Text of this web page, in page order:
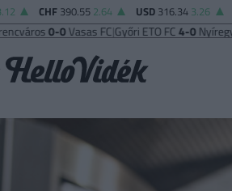
CHF 390.55 2.64 USD 316.34 3.26
0-0Vasas FC|Győri ETO FC 4-0Nyíregyháza|